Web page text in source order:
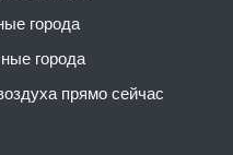
города
города
прямо сейчас